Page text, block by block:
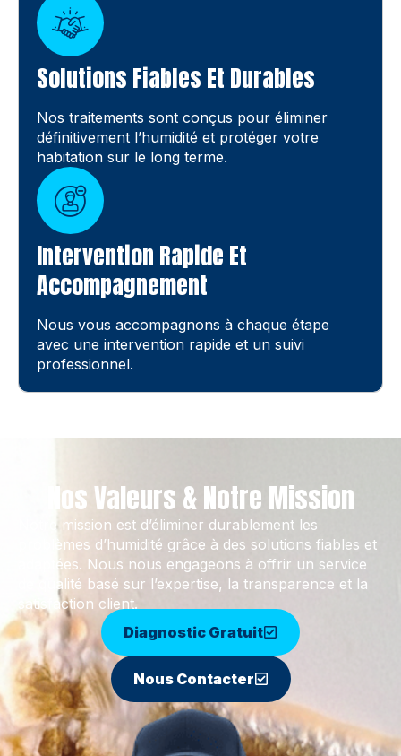
Solutions Fiables Et Durables
Nos traitements sont conçus pour éliminer
définitivement l’humidité et protéger votre
habitation sur le long terme.
Intervention Rapide Et
Accompagnement
Nous vous accompagnons à chaque étape
avec une intervention rapide et un suivi
professionnel.
Nos Valeurs & Notre Mission
Notre mission est d’éliminer durablement les
problèmes d’humidité grâce à des solutions fiables et
adaptées. Nous nous engageons à offrir un service
de qualité basé sur l’expertise, la transparence et la
satisfaction client.
Diagnostic Gratuit
Nous Contacter